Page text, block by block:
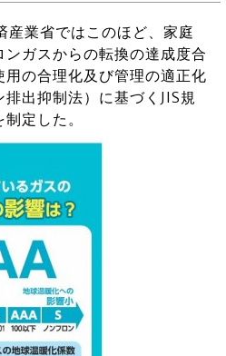
産業省ではこのほど、家庭
ガスからの転換の達成度合
の合理化及び管理の適正化
出抑制法）に基づくJIS規
定した。